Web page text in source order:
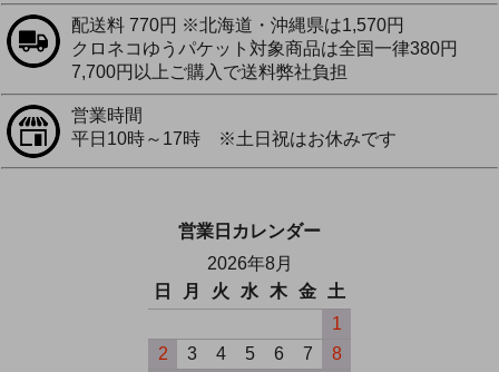
配送料 770円 ※北海道・沖縄県は1,570円
クロネコゆうパケット対象商品は全国一律380円
7,700円以上ご購入で送料弊社負担
営業時間
平日10時～17時 ※土日祝はお休みです
営業日カレンダー
2026年8月
日
月 火 水 木 金
土
1
2
3 4 5 6 7
8